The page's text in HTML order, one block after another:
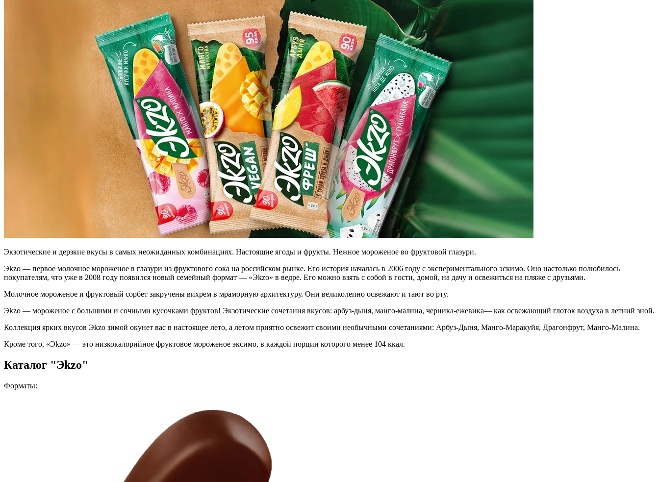
Экзотические и дерзкие вкусы в самых неожиданных комбинациях. Настоящие ягоды и фрукты. Нежное мороженое во фруктовой глазури.
Эkzо — первое молочное мороженое в глазури из фруктового сока на российском рынке. Его история началась в 2006 году с экспериментального эскимо. Оно настолько полюбилось
покупателям, что уже в 2008 году появился новый семейный формат — «Эkzо» в ведре. Его можно взять с собой в гости, домой, на дачу и освежиться на пляже с друзьями.
Молочное мороженое и фруктовый сорбет закручены вихрем в мраморную архитектуру. Они великолепно освежают и тают во рту.
Эkzо — мороженое с большими и сочными кусочками фруктов! Экзотические сочетания вкусов: арбуз-дыня, манго-малина, черника-ежевика— как освежающий глоток воздуха в летний зной.
Коллекция ярких вкусов Эkzo зимой окунет вас в настоящее лето, а летом приятно освежит своими необычными сочетаниями: Арбуз-Дыня, Манго-Маракуйя, Драгонфрут, Манго-Малина.
Кроме того, «Эkzо» — это низкокалорийное фруктовое мороженое эксимо, в каждой порции которого менее 104 ккал.
Каталог "Эkzо"
Форматы: